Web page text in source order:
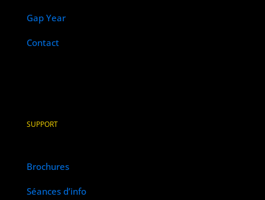
Gap Year
Contact
SUPPORT
Brochures
Séances d’info